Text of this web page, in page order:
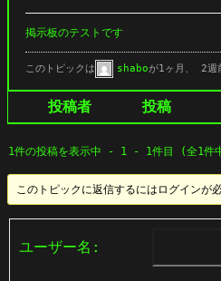
掲示板のテストです
このトピックは shaboが1ヶ月、 2週
投稿者 投稿
1件の投稿を表示中 - 1 - 1件目 (全1件
このトピックに返信するにはログインが必
ユーザー名: